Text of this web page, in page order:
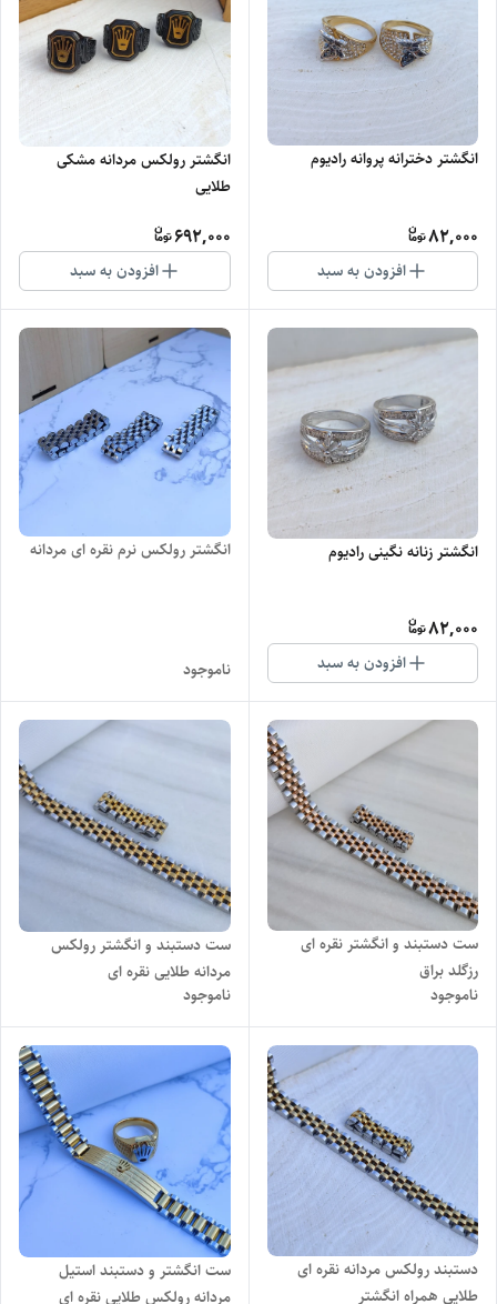
انگشتر دخترانه پروانه رادیوم
82,000
افزودن به سبد
انگشتر رولکس مردانه مشکی
طلایی
692,000
افزودن به سبد
انگشتر زنانه نگینی رادیوم
82,000
افزودن به سبد
انگشتر رولکس نرم نقره ای مردانه
ناموجود
ست دستبند و انگشتر نقره ای
رزگلد براق
ناموجود
ست دستبند و انگشتر رولکس
مردانه طلایی نقره ای
ناموجود
دستبند رولکس مردانه نقره ای
طلایی همراه انگشتر
ست انگشتر و دستبند استیل
مردانه رولکس طلایی نقره ای